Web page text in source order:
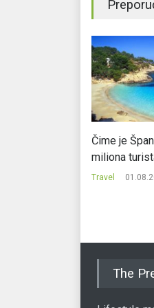
Čime je
miliona
Travel
The